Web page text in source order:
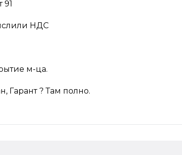
91
НДС
м-ца.
Гарант ? Там полно.